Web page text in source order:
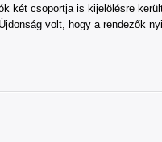
két csoportja is kijelölésre
volt, hogy a rendezők